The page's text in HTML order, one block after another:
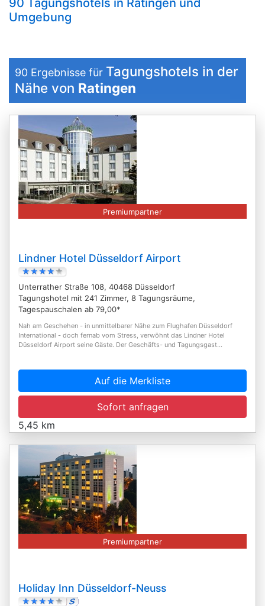
Umgebung
90 Ergebnisse für Tagungshotels in der
Nähe von Ratingen
Premiumpartner
Lindner Hotel Düsseldorf Airport
Unterrather Straße 108, 40468 Düsseldorf
Tagungshotel mit 241 Zimmer, 8 Tagungsräume,
Tagespauschalen ab 79,00*
Nah am Geschehen - in unmittelbarer Nähe zum Flughafen Düsseldorf
International - doch fernab vom Stress, verwöhnt das Lindner Hotel
Düsseldorf Airport seine Gäste. Der Geschäfts- und Tagungsgast...
Auf die Merkliste
Sofort anfragen
5,45 km
Premiumpartner
Holiday Inn Düsseldorf-Neuss